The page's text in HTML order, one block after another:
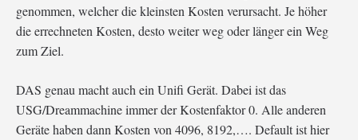
genommen, welcher die kleinsten Kosten verursacht. Je höher
die errechneten Kosten, desto weiter weg oder länger ein Weg
zum Ziel.
DAS genau macht auch ein Unifi Gerät. Dabei ist das
USG/Dreammachine immer der Kostenfaktor 0. Alle anderen
Geräte haben dann Kosten von 4096, 8192,…. Default ist hier